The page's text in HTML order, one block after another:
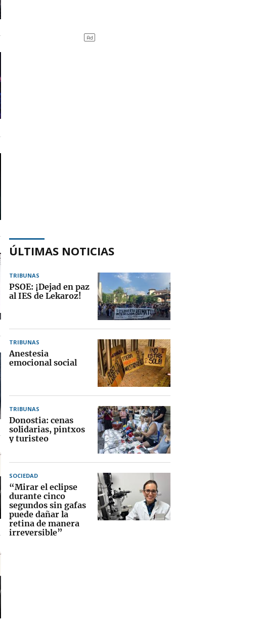
ÚLTIMAS NOTICIAS
TRIBUNAS
PSOE: ¡Dejad en paz
al IES de Lekaroz!
TRIBUNAS
Anestesia
emocional social
TRIBUNAS
Donostia: cenas
solidarias, pintxos
y turisteo
SOCIEDAD
“Mirar el eclipse
durante cinco
segundos sin gafas
puede dañar la
retina de manera
irreversible”